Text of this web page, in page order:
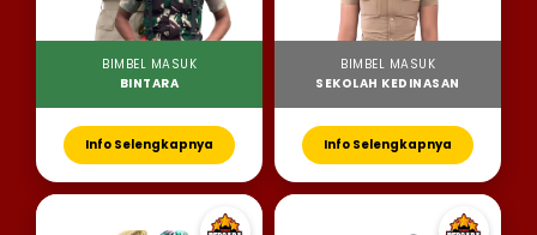
BIMBEL MASUK
BINTARA
Info Selengkapnya
BIMBEL MASUK
SEKOLAH KEDINASAN
Info Selengkapnya